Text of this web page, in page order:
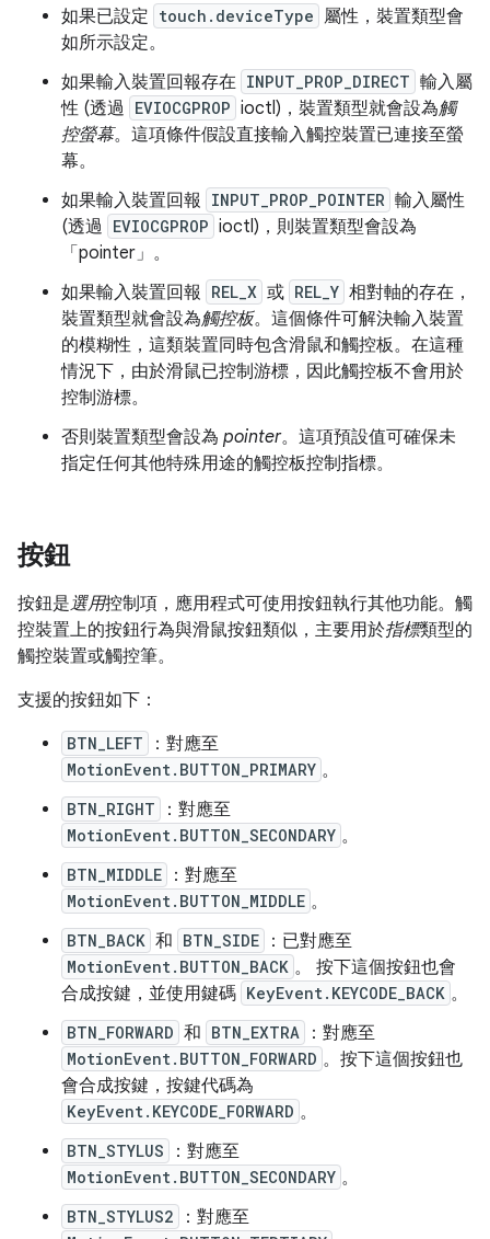
如果已設定 touch.deviceType 屬性，裝置類型會
如所示設定。
如果輸入裝置回報存在 INPUT_PROP_DIRECT 輸入屬
性 (透過 EVIOCGPROP ioctl)，裝置類型就會設為觸
控螢幕。這項條件假設直接輸入觸控裝置已連接至螢
幕。
如果輸入裝置回報 INPUT_PROP_POINTER 輸入屬性
(透過 EVIOCGPROP ioctl)，則裝置類型會設為
「pointer」 。
如果輸入裝置回報 REL_X 或 REL_Y 相對軸的存在，
裝置類型就會設為觸控板。這個條件可解決輸入裝置
的模糊性，這類裝置同時包含滑鼠和觸控板。在這種
情況下，由於滑鼠已控制游標，因此觸控板不會用於
控制游標。
否則裝置類型會設為 pointer。這項預設值可確保未
指定任何其他特殊用途的觸控板控制指標。
按鈕
按鈕是選用控制項，應用程式可使用按鈕執行其他功能。觸
控裝置上的按鈕行為與滑鼠按鈕類似，主要用於指標類型的
觸控裝置或觸控筆。
支援的按鈕如下：
BTN_LEFT ：對應至
MotionEvent.BUTTON_PRIMARY 。
BTN_RIGHT ：對應至
MotionEvent.BUTTON_SECONDARY 。
BTN_MIDDLE ：對應至
MotionEvent.BUTTON_MIDDLE 。
BTN_BACK 和 BTN_SIDE ：已對應至
MotionEvent.BUTTON_BACK 。 按下這個按鈕也會
合成按鍵，並使用鍵碼 KeyEvent.KEYCODE_BACK 。
BTN_FORWARD 和 BTN_EXTRA ：對應至
MotionEvent.BUTTON_FORWARD 。按下這個按鈕也
會合成按鍵，按鍵代碼為
KeyEvent.KEYCODE_FORWARD 。
BTN_STYLUS ：對應至
MotionEvent.BUTTON_SECONDARY 。
BTN_STYLUS2 ：對應至